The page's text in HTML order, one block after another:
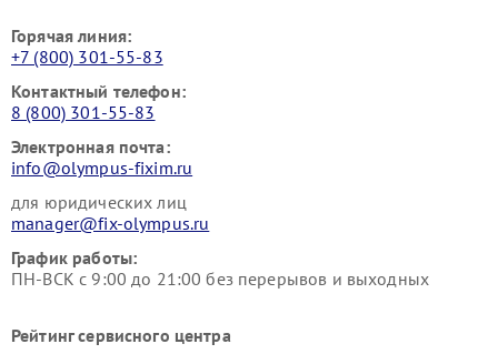
Горячая линия:
+7 (800) 301-55-83
Контактный телефон:
8 (800) 301-55-83
Электронная почта:
info@olympus-fixim.ru
для юридических лиц
manager@fix-olympus.ru
График работы:
ПН-ВСК с 9:00 до 21:00 без перерывов и выходных
Рейтинг сервисного центра